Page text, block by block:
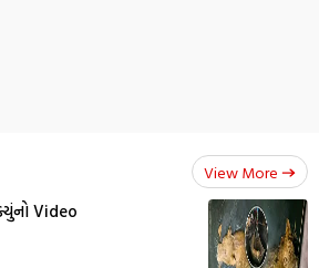
View More
Video